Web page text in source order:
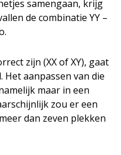
samengaan, krijg
de combinatie YY –
zijn (XX of XY), gaat
aanpassen van die
maar in een
zou er een
dan zeven plekken